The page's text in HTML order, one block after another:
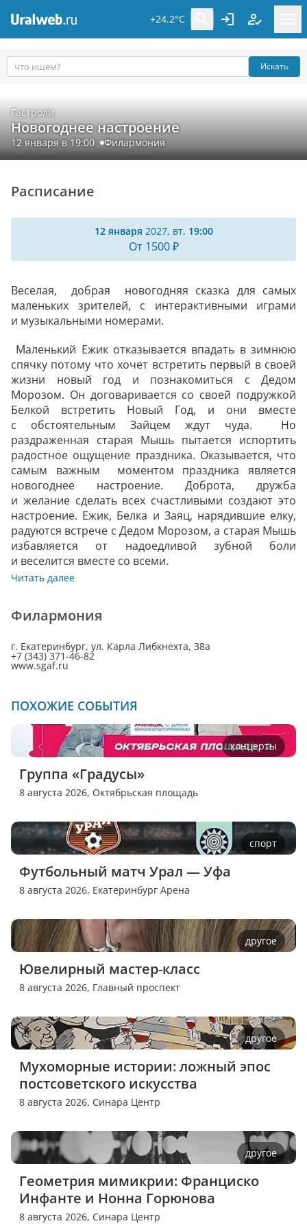
+24.2°C
Искать
Гастроли
Новогоднее настроение
12 января в 19:00 Филармония
Расписание
12 января 2027, вт, 19:00
От 1500 ₽
Веселая, добрая новогодняя сказка для самых
маленьких зрителей, с интерактивными играми
и музыкальными номерами.
Маленький Ежик отказывается впадать в зимнюю
спячку потому что хочет встретить первый в своей
жизни новый год и познакомиться с Дедом
Морозом. Он договаривается со своей подружкой
Белкой встретить Новый Год, и они вместе
с обстоятельным Зайцем ждут чуда. Но
раздраженная старая Мышь пытается испортить
радостное ощущение праздника. Оказывается, что
самым важным моментом праздника является
новогоднее настроение. Доброта, дружба
и желание сделать всех счастливыми создают это
настроение. Ежик, Белка и Заяц, нарядившие елку,
радуются встрече с Дедом Морозом, а старая Мышь
избавляется от надоедливой зубной боли
и веселится вместе со всеми.
Читать далее
Филармония
г. Екатеринбург, ул. Карла Либкнехта, 38а
+7 (343) 371-46-82
www.sgaf.ru
ПОХОЖИЕ СОБЫТИЯ
концерты
Группа «Градусы»
8 августа 2026, Октябрьская площадь
спорт
Футбольный матч Урал — Уфа
8 августа 2026, Екатеринбург Арена
другое
Ювелирный мастер-класс
8 августа 2026, Главный проспект
другое
Мухоморные истории: ложный эпос
постсоветского искусства
8 августа 2026, Синара Центр
другое
Геометрия мимикрии: Франциско
Инфанте и Нонна Горюнова
8 августа 2026, Синара Центр